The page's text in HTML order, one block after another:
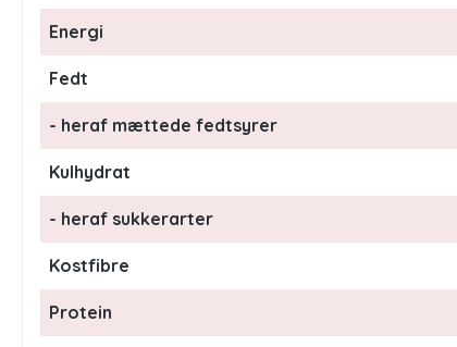
Energi
Fedt
- heraf mættede fedtsyrer
Kulhydrat
- heraf sukkerarter
Kostfibre
Protein